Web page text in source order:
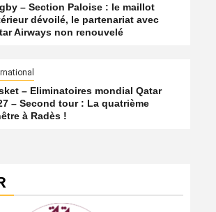
– Section Paloise : le maillot
dévoilé, le partenariat avec
Airways non renouvelé
– Eliminatoires mondial Qatar
– Second tour : La quatrième
à Radès !